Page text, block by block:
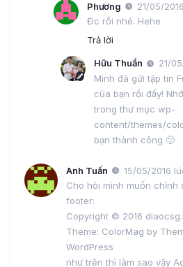
Phương
21/05/
Đc rồi nhé. Hehe
Trả lời
Hữu Thuần
21/
Mình đã gửi tập tin
của bạn rồi đấy!
trong thư mục wp-
content/themes/
bạn thành công 🙂
Anh Tuấn
15/05/2016
Cho hỏi mình muốn chỉnh
footer:
Copyright © 2016
Theme: ColorMag by
WordPress
như trên thì làm sao vậy